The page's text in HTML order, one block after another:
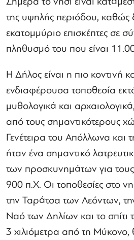
της υψηλής περιόδου, καθώς
εκατομμύριο επισκέπτες σε
πληθυσμό του που είναι
Η Δήλος είναι η πιο κοντινή
ενδιαφέρουσα τοποθεσία
μυθολογικά και
από τους σημαντικότερους
Γενέτειρα του Απόλλωνα και
ήταν ένα σημαντικό
των προσκυνημάτων για
900 π.Χ. Οι τοποθεσίες στο
την Ταράτσα των Λεόντων,
Ναό των Δηλίων και το σπίτι
3 χιλιόμετρα από τη